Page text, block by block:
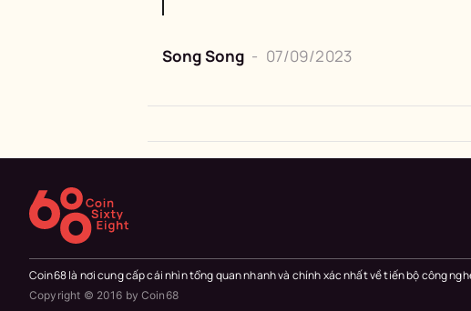
Song Song - 07/09/2023
Coin68 là nơi cung cấp cái nhìn tổng quan nhanh và chính xác nhất về tiến bộ công
Copyright © 2016 by Coin68